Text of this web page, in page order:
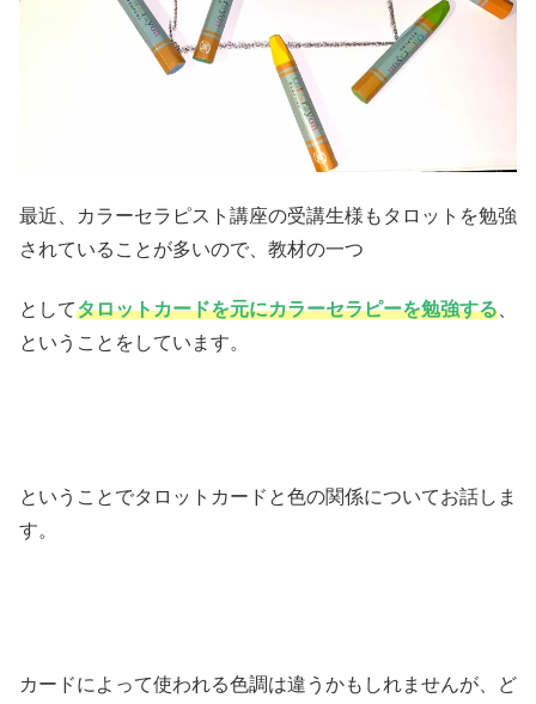
最近、カラーセラピスト講座の受講生様もタロットを勉強
されていることが多いので、教材の一つ
としてタロットカードを元にカラーセラピーを勉強する
ということをしています。
ということでタロットカードと色の関係についてお話しま
す。
カードによって使われる色調は違うかもしれませんが、ど